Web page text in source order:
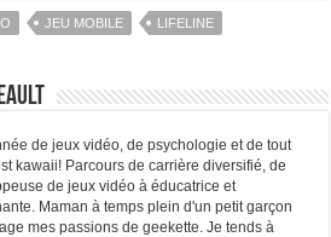
JEU MOBILE LIFELINE
de jeux vidéo, de psychologie et de tout
kawaii! Parcours de carrière diversifié, de
de jeux vidéo à éducatrice et
Maman à temps plein d'un petit garçon
mes passions de geekette. Je tends à